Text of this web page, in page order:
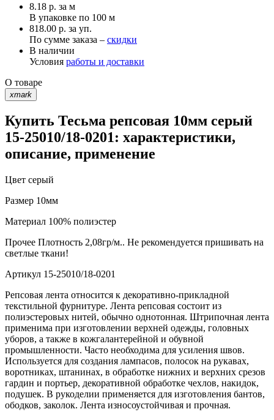
8.18 р. за м
В упаковке по 100 м
818.00 р. за уп.
По сумме заказа – скидки
В наличии
Условия работы и доставки
О товаре
xmark
Купить Тесьма репсовая 10мм серый
15-25010/18-0201: характеристики,
описание, применение
Цвет серый
Размер 10мм
Материал 100% полиэстер
Прочее Плотность 2,08гр/м.. Не рекомендуется пришивать на
светлые ткани!
Артикул 15-25010/18-0201
Репсовая лента относится к декоративно-прикладной
текстильной фурнитуре. Лента репсовая состоит из
полиэстеровых нитей, обычно однотонная. Штрипочная лента
применима при изготовлении верхней одежды, головных
уборов, а также в кожгалантерейной и обувной
промышленности. Часто необходима для усиления швов.
Используется для создания лампасов, полосок на рукавах,
воротниках, штанинах, в обработке нижних и верхних срезов
гардин и портьер, декоративной обработке чехлов, накидок,
подушек. В рукоделии применяется для изготовления бантов,
ободков, заколок. Лента износоустойчивая и прочная.